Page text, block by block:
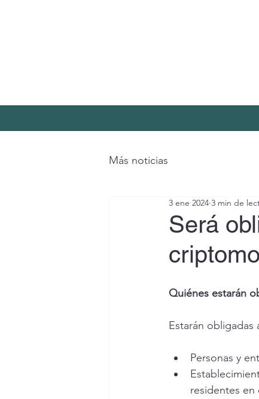
Más noticias
Será
3 ene 2024 3 min de
Quiénes estarán
Estarán obligadas
Personas y
residentes